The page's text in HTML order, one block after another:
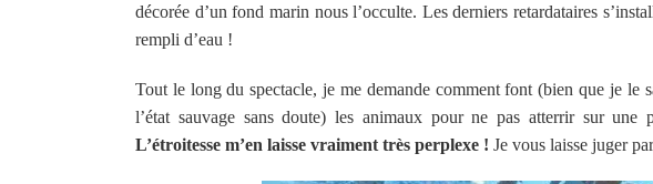
décorée d’un fond marin nous l’occulte. Les derniers retardataires
rempli d’eau !
Tout le long du spectacle, je me demande comment font (bien que je le
l’état sauvage sans doute) les animaux pour ne pas atterrir sur une
L’étroitesse m’en laisse vraiment très perplexe ! Je vous laisse juger